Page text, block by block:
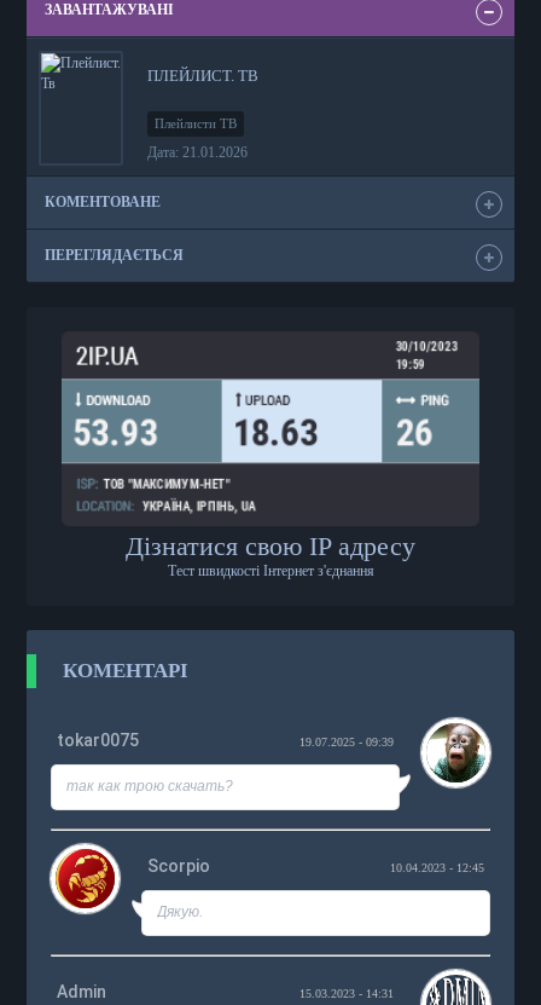
ЗАВАНТАЖУВАНІ
ПЛЕЙЛИСТ. ТВ
Плейлисти ТВ
Дата: 21.01.2026
КОМЕНТОВАНЕ
ПЕРЕГЛЯДАЄТЬСЯ
Дізнатися свою IP адресу
Тест швидкості Інтернет з'єднання
КОМЕНТАРІ
tokar0075 19.07.2025 - 09:39
так как трою скачать?
Scorpio 10.04.2023 - 12:45
Дякую.
Admin 15.03.2023 - 14:31